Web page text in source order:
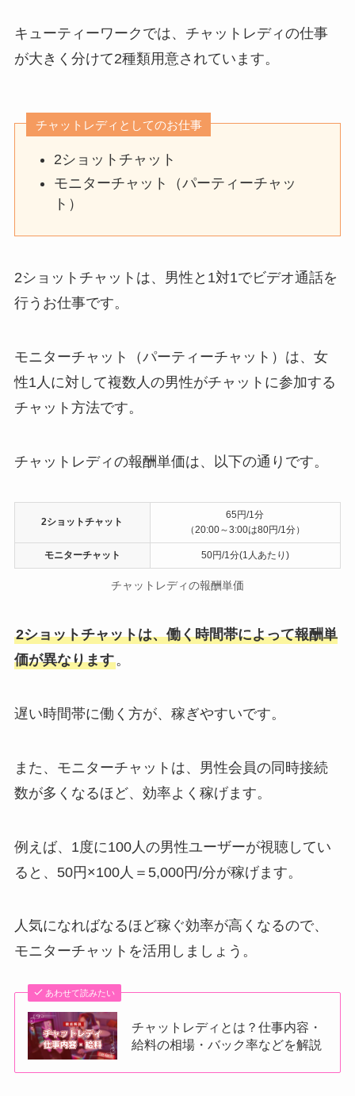
キューティーワークでは、チャットレディの仕事
が大きく分けて2種類用意されています。
チャットレディとしてのお仕事
2ショットチャット
モニターチャット（パーティーチャッ
ト）
2ショットチャットは、男性と1対1でビデオ通話を
行うお仕事です。
モニターチャット（パーティーチャット）は、女
性1人に対して複数人の男性がチャットに参加する
チャット方法です。
チャットレディの報酬単価は、以下の通りです。
2ショットチャット
65円/1分
（20:00～3:00は80円/1分）
モニターチャット 50円/1分(1人あたり)
チャットレディの報酬単価
2ショットチャットは、働く時間帯によって報酬単
価が異なります。
遅い時間帯に働く方が、稼ぎやすいです。
また、モニターチャットは、男性会員の同時接続
数が多くなるほど、効率よく稼げます。
例えば、1度に100人の男性ユーザーが視聴してい
ると、50円×100人＝5,000円/分が稼げます。
人気になればなるほど稼ぐ効率が高くなるので、
モニターチャットを活用しましょう。
あわせて読みたい
チャットレディとは？仕事内容・
給料の相場・バック率などを解説